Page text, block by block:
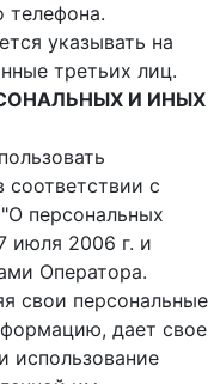
телефона.
указывать на
третьих лиц.
И ИНЫХ
с
персональных
июля 2006 г. и
Оператора.
свои персональные
дает свое
использование